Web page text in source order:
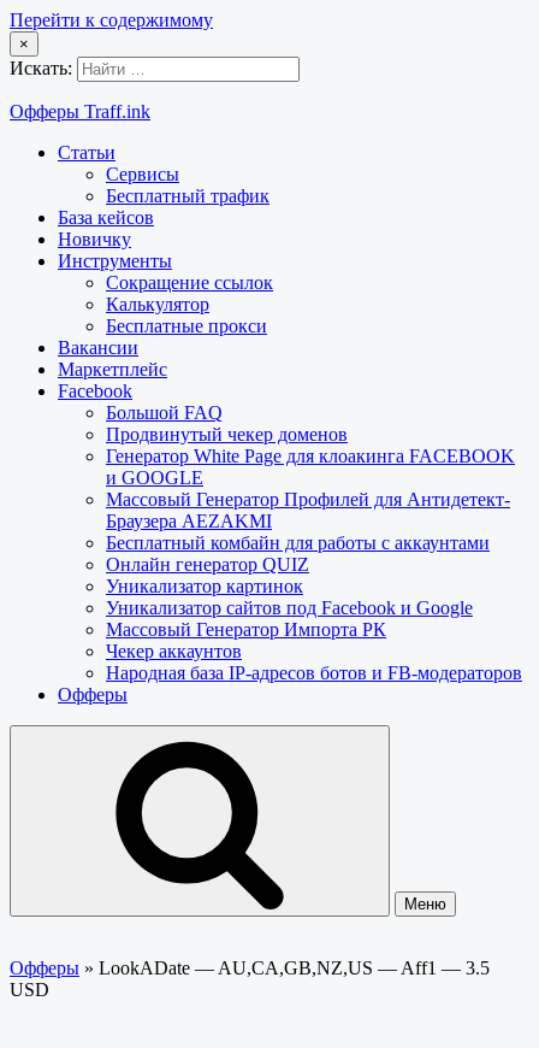
Перейти к содержимому
×
Искать:
Офферы Traff.ink
Статьи
Сервисы
Бесплатный трафик
База кейсов
Новичку
Инструменты
Сокращение ссылок
Калькулятор
Бесплатные прокси
Вакансии
Маркетплейс
Facebook
Большой FAQ
Продвинутый чекер доменов
Генератор White Page для клоакинга FACEBOOK
и GOOGLE
Массовый Генератор Профилей для Антидетект-
Браузера AEZAKMI
Бесплатный комбайн для работы с аккаунтами
Онлайн генератор QUIZ
Уникализатор картинок
Уникализатор сайтов под Facebook и Google
Массовый Генератор Импорта РК
Чекер аккаунтов
Народная база IP-адресов ботов и FB-модераторов
Офферы
Меню
Офферы » LookADate — AU,CA,GB,NZ,US — Aff1 — 3.5
USD